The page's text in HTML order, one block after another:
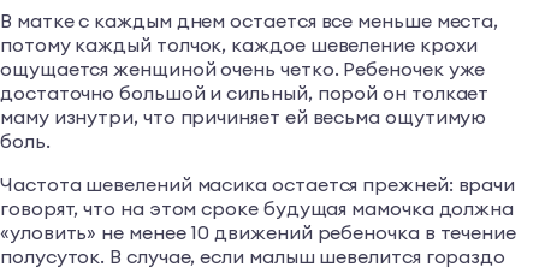
В матке с каждым днем остается все меньше места,
потому каждый толчок, каждое шевеление крохи
ощущается женщиной очень четко. Ребеночек уже
достаточно большой и сильный, порой он толкает
маму изнутри, что причиняет ей весьма ощутимую
боль.
Частота шевелений масика остается прежней: врачи
говорят, что на этом сроке будущая мамочка должна
«уловить» не менее 10 движений ребеночка в течение
полусуток. В случае, если малыш шевелится гораздо